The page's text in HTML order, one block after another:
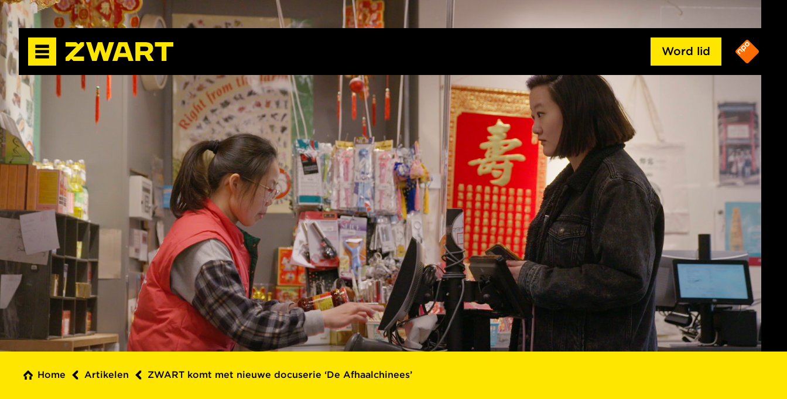
Word lid
Home Artikelen ZWART komt met nieuwe docuserie ‘De Afhaalchinees’